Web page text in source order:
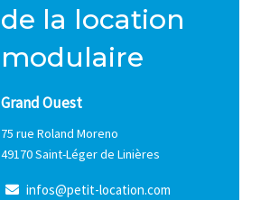
de la location
modulaire
Grand Ouest
75 rue Roland Moreno
49170 Saint-Léger de Linières
infos@petit-location.com